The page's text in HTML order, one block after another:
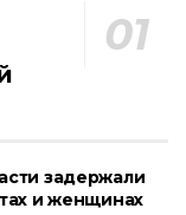
задержали
и женщинах